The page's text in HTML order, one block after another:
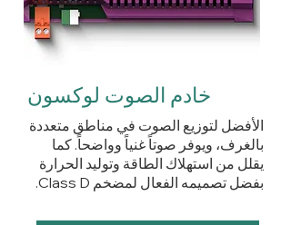
خادم الصوت لوكسون
الأفضل لتوزيع الصوت في مناطق متعددة
بالغرف، ويوفر صوتاً غنياً وواضحاً. كما
يقلل من استهلاك الطاقة وتوليد الحرارة
بفضل تصميمه الفعال لمضخم Class D.